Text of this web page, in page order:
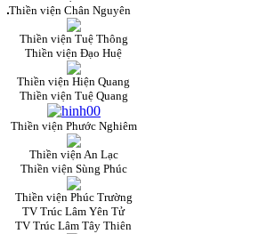
Thiền viện Chân Nguyên
Thiền viện Tuệ Thông
Thiền viện Đạo Huệ
Thiền viện Hiện Quang
Thiền viện Tuệ Quang
Thiền viện Phước Nghiêm
Thiền viện An Lạc
Thiền viện Sùng Phúc
Thiền viện Phúc Trường
TV Trúc Lâm Yên Tử
TV Trúc Lâm Tây Thiên